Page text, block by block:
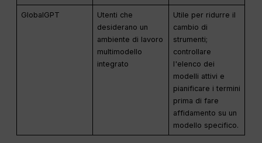
GlobalGPT
Utenti che
desiderano un
ambiente di lavoro
multimodello
integrato
Utile per ridurre il
cambio di
strumenti;
controllare
l'elenco dei
modelli attivi e
pianificare i termini
prima di fare
affidamento su un
modello specifico.